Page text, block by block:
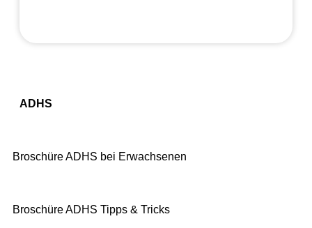
ADHS
Broschüre ADHS bei Erwachsenen
Broschüre ADHS Tipps & Tricks